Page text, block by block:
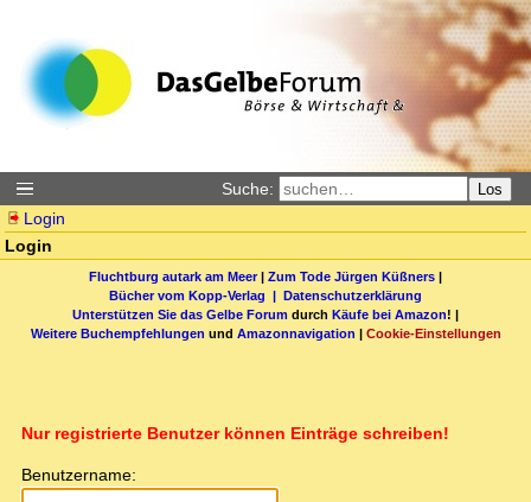
Suche: Los
Login
Login
Fluchtburg autark am Meer| Zum Tode Jürgen Küßners |
Bücher vom Kopp-Verlag | Datenschutzerklärung
Unterstützen Sie das Gelbe Forum durch Käufe bei Amazon! |
Weitere Buchempfehlungen und Amazonnavigation | Cookie-Einstellungen
Nur registrierte Benutzer können Einträge schreiben!
Benutzername: